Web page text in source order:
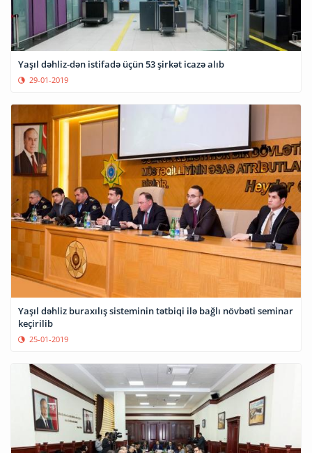
Yaşıl dəhliz-dən istifadə üçün 53 şirkət icazə alıb
29-01-2019
Yaşıl dəhliz buraxılış sisteminin tətbiqi ilə bağlı növbəti seminar
keçirilib
25-01-2019